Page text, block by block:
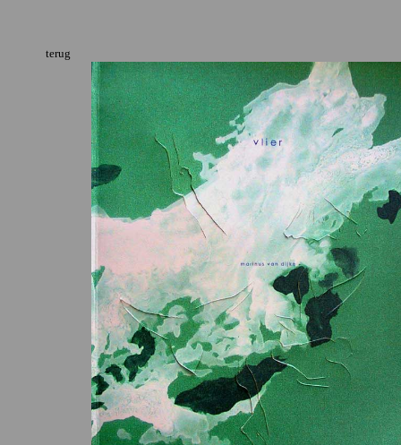
terug